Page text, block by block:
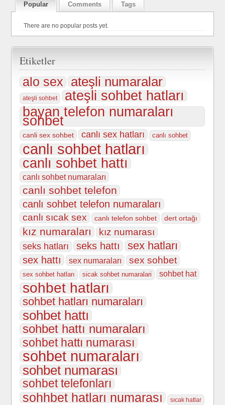
Popular Comments Tags
There are no popular posts yet.
Etiketler
alo sex
ateşli numaralar
ateşli sohbet ateşli sohbet hatları
bayan telefon numaraları
sohbet
canli sex sohbet canlı sex hatları canlı sohbet
canlı sohbet hatları
canlı sohbet hattı
canlı sohbet numaraları
canlı sohbet telefon
canlı sohbet telefon numaraları
canlı sıcak sex canlı telefon sohbet dert ortağı
kız numaraları kız numarası
seks hatları seks hattı sex hatları
sex hattı sex numaraları sex sohbet
sex sohbet hatları sicak sohbet numaralari sohbet hat
sohbet hatları
sohbet hatları numaraları
sohbet hattı
sohbet hattı numaraları
sohbet hattı numarası
sohbet numaraları
sohbet numarası
sohbet telefonları
sohhbet hatları numarası sıcak hatlar